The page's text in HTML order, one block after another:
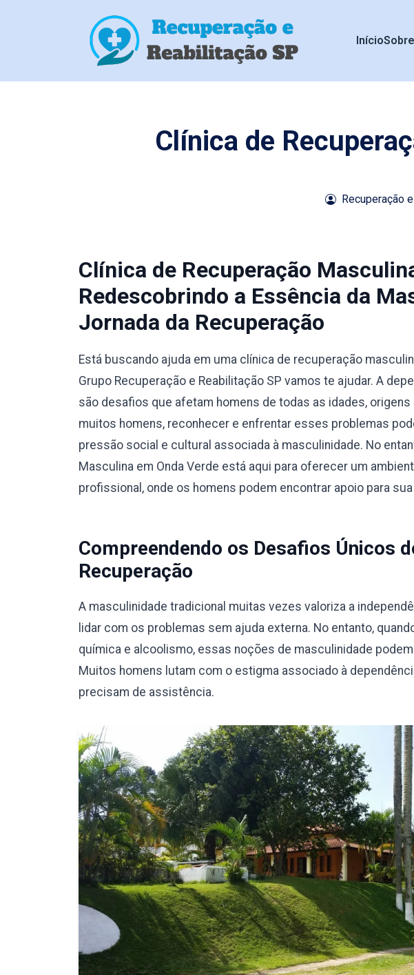
Início
Clínica de
Recuperação
Clínica de Recuperação
Redescobrindo a Essência da
Jornada da Recuperação
Está buscando ajuda em uma clínica de recuperação
Grupo Recuperação e Reabilitação SP vamos te ajudar. A
são desafios que afetam homens de todas as idades,
muitos homens, reconhecer e enfrentar esses problemas
pressão social e cultural associada à masculinidade. No
Masculina em Onda Verde está aqui para oferecer um
profissional, onde os homens podem encontrar apoio para
Compreendendo os Desafios Únicos
Recuperação
A masculinidade tradicional muitas vezes valoriza a
lidar com os problemas sem ajuda externa. No entanto,
química e alcoolismo, essas noções de masculinidade
Muitos homens lutam com o estigma associado à
precisam de assistência.